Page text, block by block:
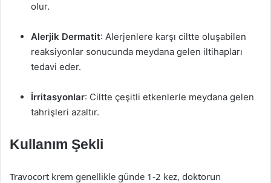
olur.
Alerjik Dermatit: Alerjenlere karşı ciltte oluşabilen
reaksiyonlar sonucunda meydana gelen iltihapları
tedavi eder.
İrritasyonlar: Ciltte çeşitli etkenlerle meydana gelen
tahrişleri azaltır.
Kullanım Şekli
Travocort krem genellikle günde 1-2 kez, doktorun